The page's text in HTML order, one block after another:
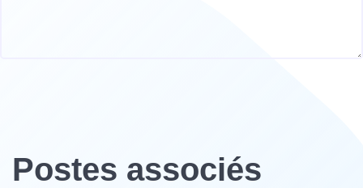
Postes associés